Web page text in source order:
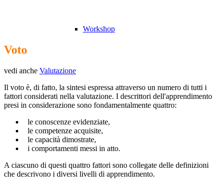
Workshop
Voto
vedi anche Valutazione
Il voto è, di fatto, la sintesi espressa attraverso un numero di tutti i
fattori considerati nella valutazione. I descrittori dell'apprendimento
presi in considerazione sono fondamentalmente quattro:
le conoscenze evidenziate,
le competenze acquisite,
le capacità dimostrate,
i comportamenti messi in atto.
A ciascuno di questi quattro fattori sono collegate delle definizioni
che descrivono i diversi livelli di apprendimento.